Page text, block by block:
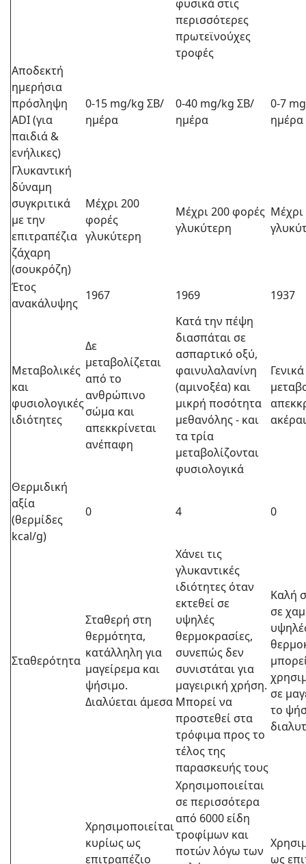
φυσικά στις
περισσότερες
πρωτεϊνούχες
τροφές
Αποδεκτή
ημερήσια
πρόσληψη
ADI (για
παιδιά &
ενήλικες)
0-15 mg/kg ΣΒ/
ημέρα
0-40 mg/kg ΣΒ/
ημέρα
0-7
ημέρα
Γλυκαντική
δύναμη
συγκριτικά
με την
επιτραπέζια
ζάχαρη
(σουκρόζη)
Μέχρι 200
φορές
γλυκύτερη
Μέχρι 200 φορές
γλυκύτερη
Έτος
ανακάλυψης
1967 1969 1937
Μεταβολικές
και
φυσιολογικές
ιδιότητες
Δε
μεταβολίζεται
από το
ανθρώπινο
σώμα και
απεκκρίνεται
ανέπαφη
Κατά την πέψη
διασπάται σε
ασπαρτικό οξύ,
φαινυλαλανίνη
(αμινοξέα) και
μικρή ποσότητα
μεθανόλης - και
τα τρία
μεταβολίζονται
φυσιολογικά
Θερμιδική
αξία
(θερμίδες
kcal/g)
0 4 0
Σταθερότητα
Σταθερή στη
θερμότητα,
κατάλληλη για
μαγείρεμα και
ψήσιμο.
Διαλύεται άμεσα
Χάνει τις
γλυκαντικές
ιδιότητες όταν
εκτεθεί σε
υψηλές
θερμοκρασίες,
συνεπώς δεν
συνιστάται για
μαγειρική χρήση.
Μπορεί να
προστεθεί στα
τρόφιμα προς το
τέλος της
παρασκευής τους
Καλή
σε
σε
το
Χρησιμοποιείται
κυρίως ως
επιτραπέζιο
Χρησιμοποιείται
σε περισσότερα
από 6000 είδη
τροφίμων και
ποτών λόγω των
ως